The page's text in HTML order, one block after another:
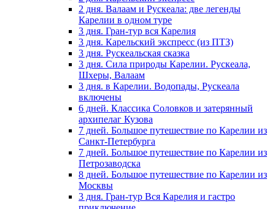
2 дня. Валаам и Рускеала: две легенды
Карелии в одном туре
3 дня. Гран-тур вся Карелия
3 дня. Карельский экспресс (из ПТЗ)
3 дня. Рускеальская сказка
3 дня. Сила природы Карелии. Рускеала,
Шхеры, Валаам
3 дня. в Карелии. Водопады, Рускеала
включены
6 дней. Классика Соловков и затерянный
архипелаг Кузова
7 дней. Большое путешествие по Карелии из
Санкт-Петербурга
7 дней. Большое путешествие по Карелии из
Петрозаводска
8 дней. Большое путешествие по Карелии из
Москвы
3 дня. Гран-тур Вся Карелия и гастро